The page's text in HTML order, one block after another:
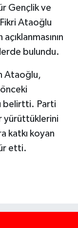
Gençlik ve
Fikri Ataoğlu
bulundu.
Ataoğlu,
önceki
belirtti. Parti
yürüttüklerini
katkı koyan
etti.